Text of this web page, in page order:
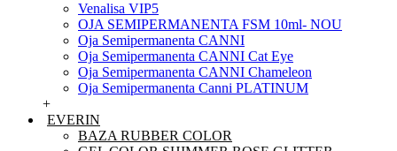
Venalisa VIP5
OJA SEMIPERMANENTA FSM 10ml- NOU
Oja Semipermanenta CANNI
Oja Semipermanenta CANNI Cat Eye
Oja Semipermanenta CANNI Chameleon
Oja Semipermanenta Canni PLATINUM
+
EVERIN
BAZA RUBBER COLOR